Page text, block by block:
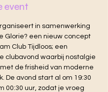
event
in samenwerking
Glorie? een nieuw concept
Club Tijdloos; een
clubavond waarbij nostalgie
de frisheid van moderne
De avond start al om 19:30
00:30 uur, zodat je vroeg